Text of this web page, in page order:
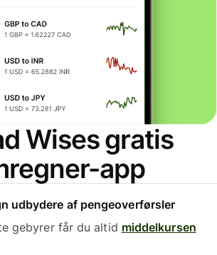
Wises gratis
app
udbydere af pengeoverførsler
gebyrer får du altid middelkursen